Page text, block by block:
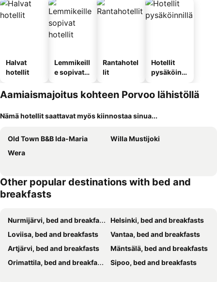
Halvat
hotellit
Lemmikeill
e sopivat
Rantahotel
lit
Hotellit
pysäköinni
Aamiaismajoitus kohteen Porvoo lähistöllä
Nämä hotellit saattavat myös kiinnostaa sinua...
Old Town B&B Ida-Maria
Willa Mustijoki
Wera
Other popular destinations with bed and
breakfasts
Nurmijärvi, bed and breakfasts
Helsinki, bed and breakfasts
Loviisa, bed and breakfasts
Vantaa, bed and breakfasts
Artjärvi, bed and breakfasts
Mäntsälä, bed and breakfasts
Orimattila, bed and breakfasts
Sipoo, bed and breakfasts